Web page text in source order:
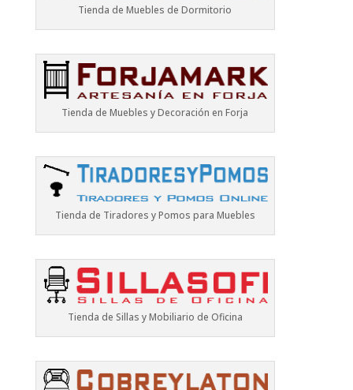
Tienda de Muebles de Dormitorio
Tienda de Muebles y Decoración en Forja
Tienda de Tiradores y Pomos para Muebles
Tienda de Sillas y Mobiliario de Oficina